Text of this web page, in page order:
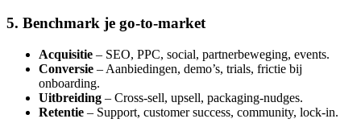
5. Benchmark je go-to-market
Acquisitie – SEO, PPC, social, partnerbeweging, events.
Conversie – Aanbiedingen, demo’s, trials, frictie bij
onboarding.
Uitbreiding – Cross-sell, upsell, packaging-nudges.
Retentie – Support, customer success, community, lock-in.